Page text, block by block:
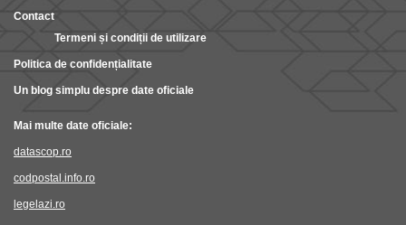
Contact
Termeni și condiții de utilizare
Politica de confidențialitate
Un blog simplu despre date oficiale
Mai multe date oficiale:
datascop.ro
codpostal.info.ro
legelazi.ro